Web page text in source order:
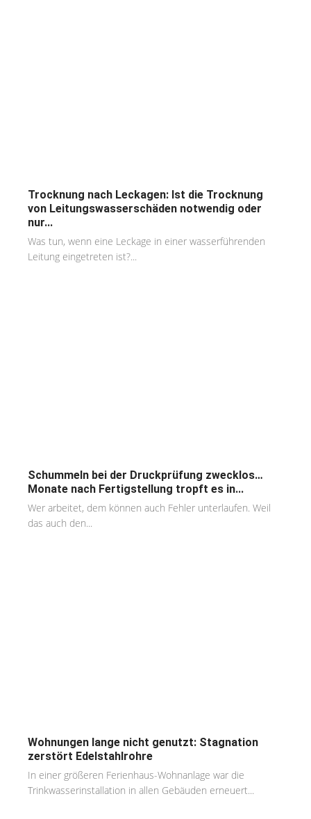
Trocknung nach Leckagen: Ist die Trocknung
von Leitungswasserschäden notwendig oder
nur...
Was tun, wenn eine Leckage in einer wasserführenden
Leitung eingetreten ist?...
Schummeln bei der Druckprüfung zwecklos…
Monate nach Fertigstellung tropft es in...
Wer arbeitet, dem können auch Fehler unterlaufen. Weil
das auch den...
Wohnungen lange nicht genutzt: Stagnation
zerstört Edelstahlrohre
In einer größeren Ferienhaus-Wohnanlage war die
Trinkwasserinstallation in allen Gebäuden erneuert...